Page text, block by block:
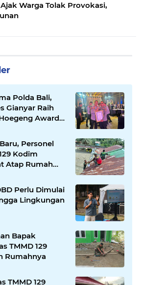
Warga Tolak Provokasi,
Polda Bali,
Gianyar Raih
Awards
Personel
Kodim
Atap Rumah
Perlu Dimulai
Lingkungan
Bapak
TMMD 129
Rumahnya
TMMD 129